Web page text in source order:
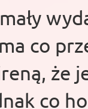
co
że
co